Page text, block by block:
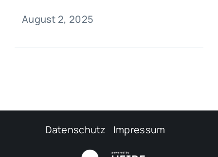
August 2, 2025
Datenschutz Impressum